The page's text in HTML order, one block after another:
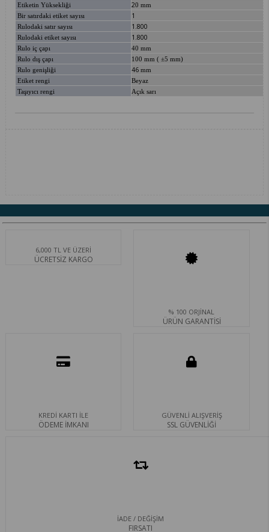
Etiketin Yüksekliği
20 mm
Bir satırdaki etiket sayısı
1
Rulodaki satır sayısı 1.800
Rulodaki etiket sayısı 1.800
Rulo iç çapı
40 mm
Rulo dış çapı
100 mm ( ±5 mm)
Rulo genişliği
46 mm
Etiket rengi
Beyaz
Taşıyıcı rengi
Açık sarı
6,000 TL VE ÜZERİ
ÜCRETSİZ KARGO
% 100 ORJİNAL
ÜRÜN GARANTİSİ
KREDİ KARTI İLE
ÖDEME İMKANI
GÜVENLİ ALIŞVERİŞ
SSL GÜVENLİĞİ
İADE / DEĞİŞİM
FIRSATI